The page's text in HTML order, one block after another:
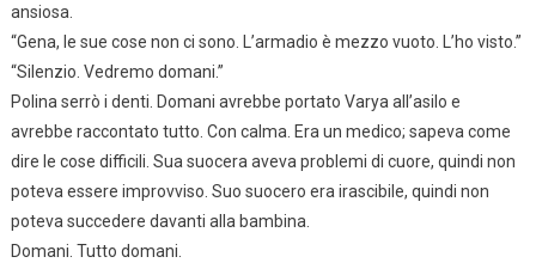
ansiosa.
“Gena, le sue cose non ci sono. L’armadio è mezzo vuoto. L’ho visto.”
“Silenzio. Vedremo domani.”
Polina serrò i denti. Domani avrebbe portato Varya all’asilo e
avrebbe raccontato tutto. Con calma. Era un medico; sapeva come
dire le cose difficili. Sua suocera aveva problemi di cuore, quindi non
poteva essere improvviso. Suo suocero era irascibile, quindi non
poteva succedere davanti alla bambina.
Domani. Tutto domani.